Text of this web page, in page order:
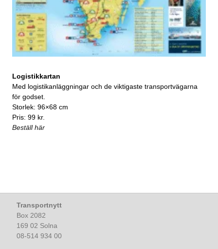
Logistikkartan
Med logistikanläggningar och de viktigaste transportvägarna
för godset.
Storlek: 96×68 cm
Pris: 99 kr.
Beställ här
Transportnytt
Box 2082
169 02 Solna
08-514 934 00